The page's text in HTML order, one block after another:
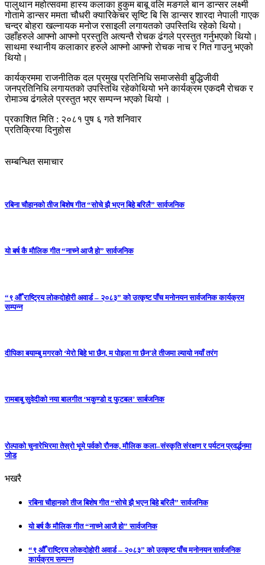
पालुथान महोत्सवमा हास्य कलाका हुकुम बाबू वलि मङगले बान डान्सर लक्ष्मी
गोतामे डान्सर ममता चौधरी क्यारिकेचर सृष्टि बि सि डान्सर शारदा नेपाली गाएक
चन्द्र बोहरा खल्नायक मनोज रसाइली लगायतको उपस्तिथि रहेको थियो।
उहाँहरुले आफ्नो आफ्नो प्रस्तुति अत्यन्तै रोचक ढंगले प्रस्तुत गर्नुभएको थियो।
साथमा स्थानीय कलाकार हरुले आफ्नो आफ्नो रोचक नाच र गित गाउनु भएको
थियो।
कार्यक्रममा राजनीतिक दल प्रमुख प्रतिनिधि समाजसेवी बुद्धिजीवी
जनप्रतिनिधि लगायतको उपस्तिथि रहेकोथियो भने कार्यक्रम एकदमै रोचक र
रोमाञ्च ढंगलेले प्रस्तुत भएर सम्पन्न भएको थियो ।
प्रकाशित मिति : २०८१ पुष ६ गते शनिवार
प्रतिक्रिया दिनुहोस
सम्बन्धित समाचार
रबिना चौहानको तीज बिशेष गीत “सोचे झै भएन बिहे बरिलै” सार्वजनिक
यो बर्ष कै मौलिक गीत “नाच्ने आजै हो” सार्वजनिक
“९ औँ राष्ट्रिय लोकदोहोरी अवार्ड – २०८३” को उत्कृष्ट पाँच मनोनयन सार्वजनिक कार्यक्रम
सम्पन्न
दीपिका बयाम्बु मगरको ‘मेरो बिहे भा छैन, म पोइला गा छैन’ले तीजमा ल्यायो नयाँ तरंग
रामबाबु सुवेदीको नया बालगीत ‘भकुण्डो द फुटबल’ सार्बजनिक
रोल्पाको चुनारेभिरमा तेस्रो भूमे पर्वको रौनक, मौलिक कला–संस्कृति संरक्षण र पर्यटन प्रवर्द्धनमा
जोड
भखरै
रबिना चौहानको तीज बिशेष गीत “सोचे झै भएन बिहे बरिलै” सार्वजनिक
यो बर्ष कै मौलिक गीत “नाच्ने आजै हो” सार्वजनिक
“९ औँ राष्ट्रिय लोकदोहोरी अवार्ड – २०८३” को उत्कृष्ट पाँच मनोनयन सार्वजनिक
कार्यक्रम सम्पन्न